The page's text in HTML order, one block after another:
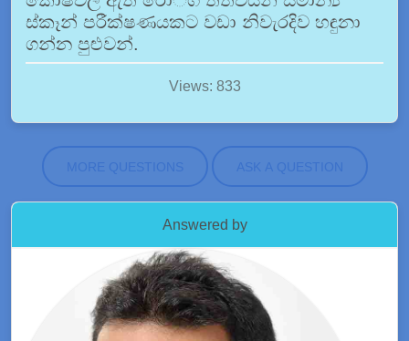
ස්කෑන් පරීක්ෂණයකට වඩා නිවැරදිව හඳුනා
ගන්න පුළුවන්.
Views: 833
MORE QUESTIONS ASK A QUESTION
Answered by